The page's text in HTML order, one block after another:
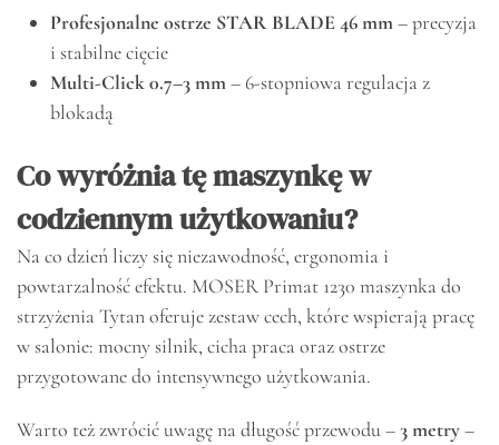
Profesjonalne ostrze STAR BLADE 46 mm– precyzja
i stabilne cięcie
Multi-Click 0.7–3 mm– 6-stopniowa regulacja z
blokadą
Co wyróżnia tę maszynkę w
codziennym użytkowaniu?
Na co dzień liczy się niezawodność, ergonomia i
powtarzalność efektu. MOSER Primat 1230 maszynka do
strzyżenia Tytan oferuje zestaw cech, które wspierają pracę
w salonie: mocny silnik, cicha praca oraz ostrze
przygotowane do intensywnego użytkowania.
Warto też zwrócić uwagę na długość przewodu –3 metry–